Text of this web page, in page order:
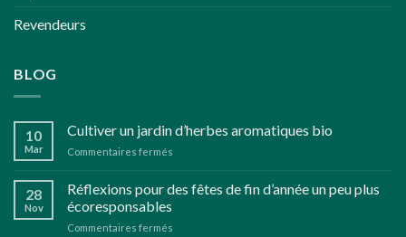
Revendeurs
BLOG
10
Mar
Cultiver un jardin d’herbes aromatiques bio
Commentaires fermés
jardin
28
Nov
Réflexions pour des fêtes de fin d’année un peu plus
écoresponsables
Commentaires fermés